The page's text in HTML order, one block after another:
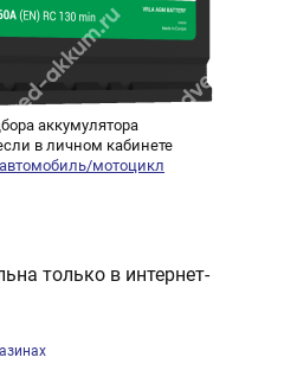
аккумулятора
в личном кабинете
мотоцикл
только в интернет-